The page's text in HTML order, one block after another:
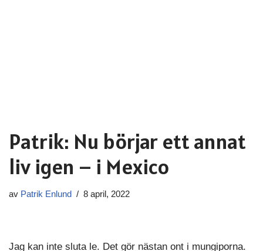
Patrik: Nu börjar ett annat
liv igen – i Mexico
av Patrik Enlund 8 april, 2022
Jag kan inte sluta le. Det gör nästan ont i mungiporna.